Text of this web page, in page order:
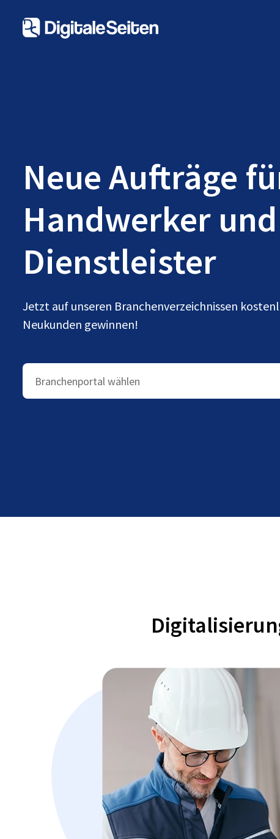
Neue Aufträge
Handwerker und
Dienstleister
Jetzt auf unseren Branchenverzeichnissen
Neukunden gewinnen!
Branchenportal wählen